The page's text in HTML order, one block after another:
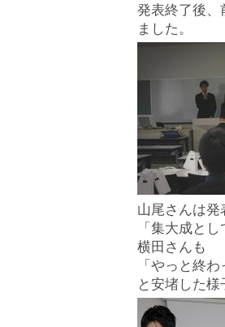
発表終了後、
ました。
山尾さんは発
「集大成と
横田さんも
「やっと終
と安堵した